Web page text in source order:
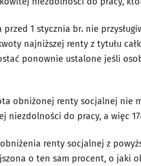
1 stycznia br. nie
najniższej renty z tytułu
ponownie ustalone jeśli
obniżonej renty socjalnej nie
niezdolności do pracy, a więc
renty socjalnej z
o ten sam procent, o jaki